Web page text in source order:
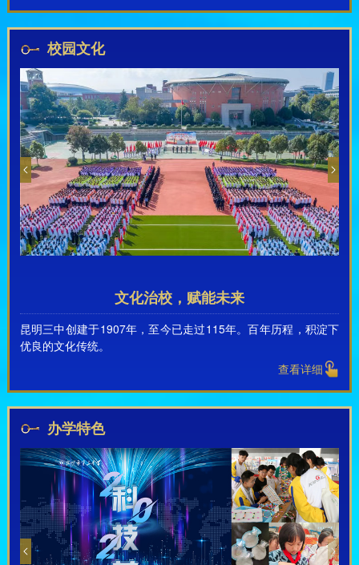
校园文化
文化治校，赋能未来
昆明三中创建于1907年，至今已走过115年。百年历程，积淀下
优良的文化传统。
查看详细
办学特色